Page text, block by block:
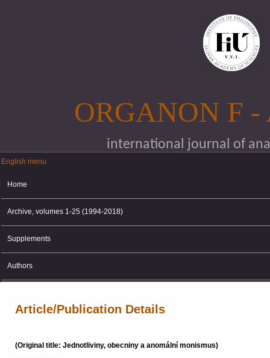
ORGANON F
international journal of
English menu
English menu
Home
Archive, volumes 1-25 (1994-2018)
Supplements
Authors
Article/Publication Details
(Original title: Jednotliviny, obecniny a anomální monismus)